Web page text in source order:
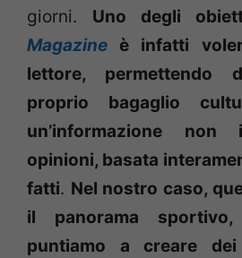
giorni. Uno degli
Magazine è infatti
lettore, permettendo
proprio bagaglio
un’informazione non
opinioni, basata
fatti. Nel nostro caso,
il panorama
puntiamo a creare